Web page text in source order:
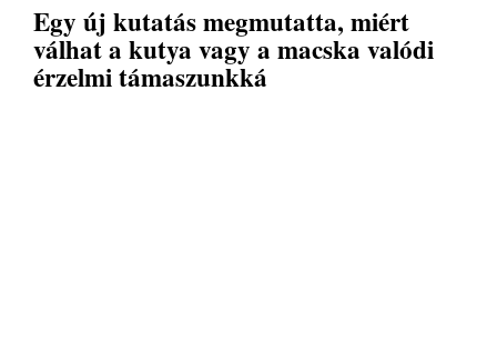
Egy új kutatás megmutatta, miért
válhat a kutya vagy a macska valódi
érzelmi támaszunkká